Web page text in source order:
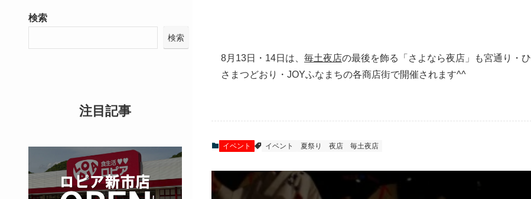
8月13日・14日は、 毎土夜店の最後を飾る「さよなら夜店」も宮通り・ひ
さまつどおり・JOYふなまちの各商店街で開催されます^^
イベント イベント 夏祭り 夜店 毎土夜店
検索
検索
注目記事